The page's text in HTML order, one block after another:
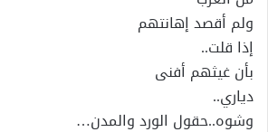
ولم أقصد إهانتهم
إذا قلت..
بأن غيثهم أفنى
دياري..
وشوه..حقول الورد والمدن…